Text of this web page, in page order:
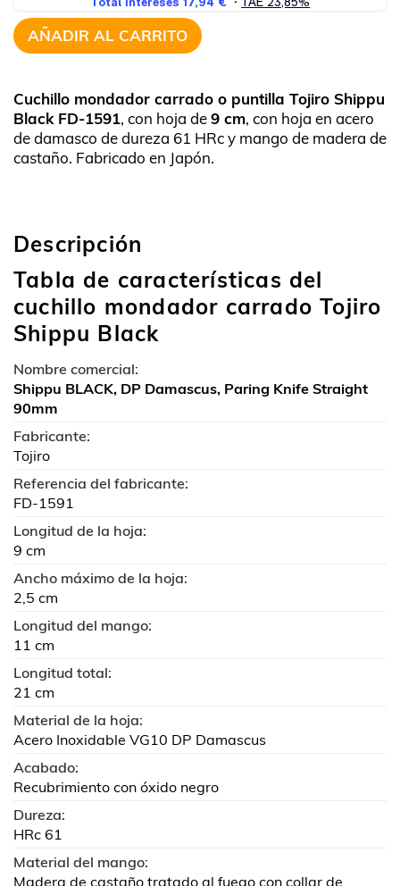
AÑADIR AL CARRITO
Cuchillo mondador carrado o puntilla Tojiro Shippu
Black FD-1591, con hoja de9 cm, con hoja en acero
de damasco de dureza 61 HRc y mango de madera de
castaño. Fabricado en Japón.
Descripción
Tabla de características del
cuchillo mondador carrado Tojiro
Shippu Black
Nombre comercial:
Shippu BLACK, DP Damascus, Paring Knife Straight
90mm
Fabricante:
Tojiro
Referencia del fabricante:
FD-1591
Longitud de la hoja:
9 cm
Ancho máximo de la hoja:
2,5 cm
Longitud del mango:
11 cm
Longitud total:
21 cm
Material de la hoja:
Acero Inoxidable VG10 DP Damascus
Acabado:
Recubrimiento con óxido negro
Dureza:
HRc 61
Material del mango:
Madera de castaño tratado al fuego con collar de